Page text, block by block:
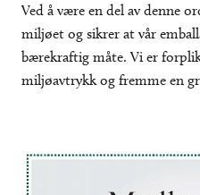
Ved å være en del av denne
miljøet og sikrer at vår
bærekraftig måte. Vi er
miljøavtrykk og fremme en